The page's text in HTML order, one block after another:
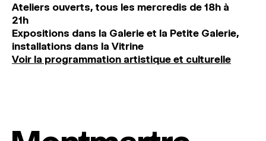
Ateliers ouverts, tous les mercredis de 18h à
21h
Expositions dans la Galerie et la Petite Galerie,
installations dans la Vitrine
Voir la programmation artistique et culturelle